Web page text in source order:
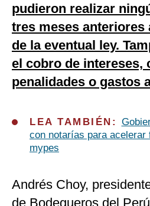
pudieron realizar
tres meses anteriores
de la eventual ley.
el cobro de intereses,
penalidades o gastos
LEA TAMBIÉN:
con notarías para acelerar
mypes
Andrés Choy,
de Bodegueros del